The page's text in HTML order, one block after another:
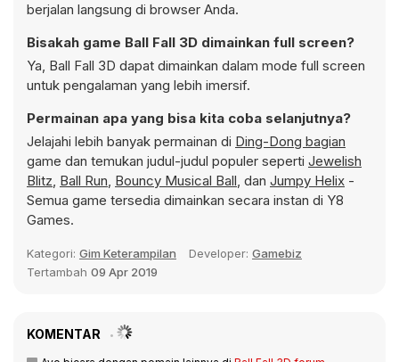
berjalan langsung di browser Anda.
Bisakah game Ball Fall 3D dimainkan full screen?
Ya, Ball Fall 3D dapat dimainkan dalam mode full screen
untuk pengalaman yang lebih imersif.
Permainan apa yang bisa kita coba selanjutnya?
Jelajahi lebih banyak permainan di Ding-Dong bagian
game dan temukan judul-judul populer seperti Jewelish
Blitz, Ball Run, Bouncy Musical Ball, dan Jumpy Helix -
Semua game tersedia dimainkan secara instan di Y8
Games.
Kategori: Gim Keterampilan Developer: Gamebiz
Tertambah 09 Apr 2019
KOMENTAR